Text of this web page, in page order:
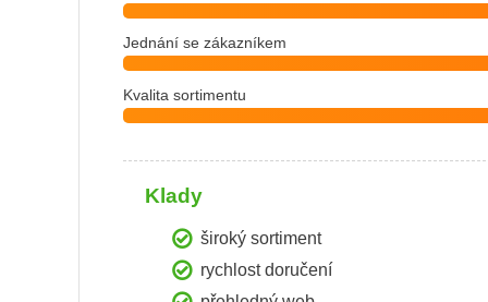
Jednání se zákazníkem
Kvalita sortimentu
Klady
široký sortiment
rychlost doručení